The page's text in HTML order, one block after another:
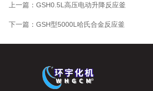
上一篇： GSH0.5L高压电动升降反应釜
下一篇： GSH型5000L哈氏合金反应釜